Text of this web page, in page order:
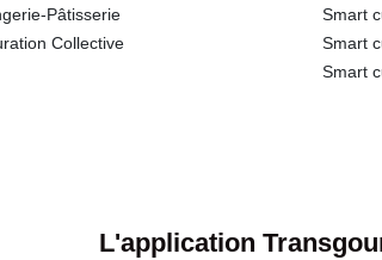
Pâtisserie
Collective
Smart
Smart
Smart
L'application